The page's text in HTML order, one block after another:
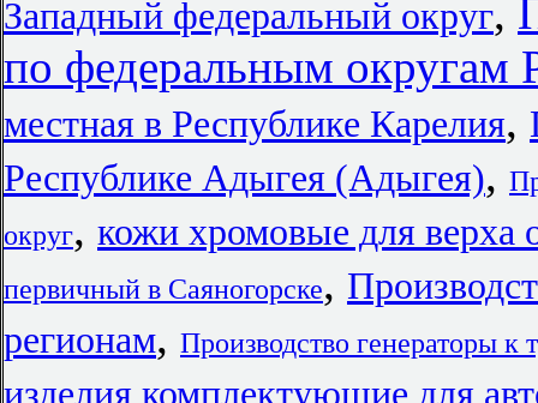
Западный федеральный округ,
по федеральным округам
местная в Республике Карелия,
Республике Адыгея (Адыгея),
округ, кожи хромовые для верха
первичный в Саяногорске,
регионам, Производство генераторы к
изделия комплектующие для